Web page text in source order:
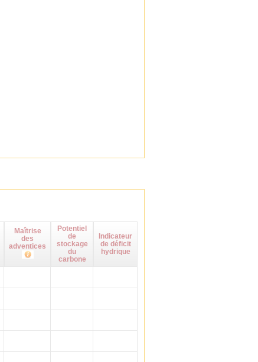
Maîtrise
des
adventices
Potentiel
de
stockage
du
carbone
Indicateur
de déficit
hydrique